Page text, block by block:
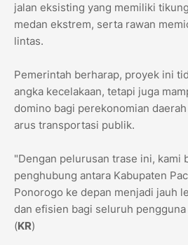
jalan eksisting yang memiliki
medan ekstrem, serta rawan
lintas.
​Pemerintah berharap, proyek ini
angka kecelakaan, tetapi juga
domino bagi perekonomian
arus transportasi publik.
​"Dengan pelurusan trase ini, kami
penghubung antara Kabupaten
Ponorogo ke depan menjadi jauh
dan efisien bagi seluruh
(KR)